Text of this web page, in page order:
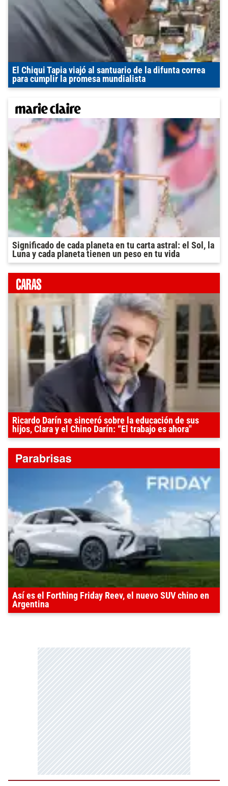
El Chiqui Tapia viajó al santuario de la difunta correa
para cumplir la promesa mundialista
Significado de cada planeta en tu carta astral: el Sol, la
Luna y cada planeta tienen un peso en tu vida
Ricardo Darín se sinceró sobre la educación de sus
hijos, Clara y el Chino Darín: “El trabajo es ahora"
Así es el Forthing Friday Reev, el nuevo SUV chino en
Argentina